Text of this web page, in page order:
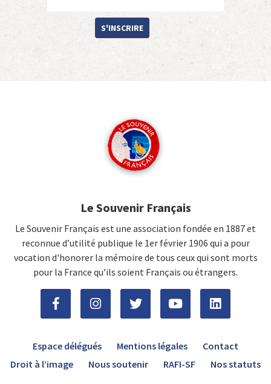
S'INSCRIRE
Le Souvenir Français
Le Souvenir Français est une association fondée en 1887 et
reconnue d’utilité publique le 1er février 1906 qui a pour
vocation d'honorer la mémoire de tous ceux qui sont morts
pour la France qu’ils soient Français ou étrangers.
Espace délégués Mentions légales
Contact
Droit à l’image
Nous soutenir RAFI-SF Nos statuts